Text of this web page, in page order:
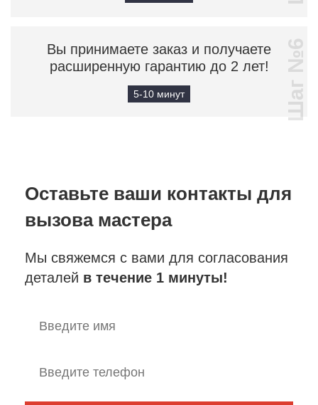
Вы принимаете заказ и получаете
расширенную гарантию до 2 лет!
5-10 минут Шаг №6
Оставьте ваши контакты для
вызова мастера
Мы свяжемся с вами для согласования
деталей в течение 1 минуты!